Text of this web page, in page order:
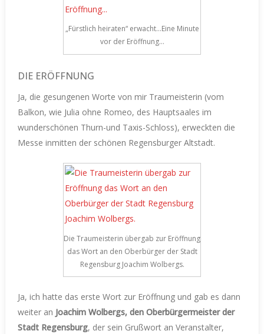
„Fürstlich heiraten“ erwacht…Eine Minute
vor der Eröffnung…
DIE ERÖFFNUNG
Ja, die gesungenen Worte von mir Traumeisterin (vom
Balkon, wie Julia ohne Romeo, des Hauptsaales im
wunderschönen Thurn-und Taxis-Schloss), erweckten die
Messe inmitten der schönen Regensburger Altstadt.
Die Traumeisterin übergab zur Eröffnung
das Wort an den Oberbürger der Stadt
Regensburg Joachim Wolbergs.
Ja, ich hatte das erste Wort zur Eröffnung und gab es dann
weiter an Joachim Wolbergs, den Oberbürgermeister der
Stadt Regensburg, der sein Grußwort an Veranstalter,